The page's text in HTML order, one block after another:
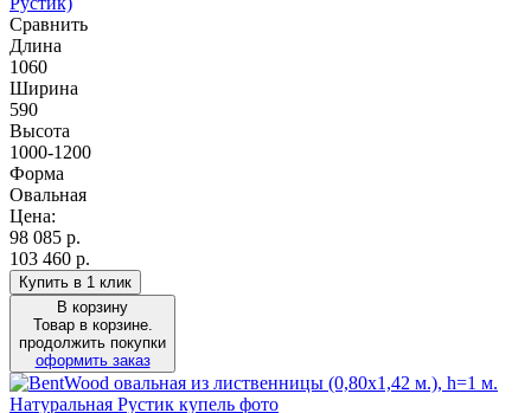
Сравнить
Длина
1060
Ширина
590
Высота
1000-1200
Форма
Овальная
Цена:
98 085 р.
103 460 р.
Купить в 1 клик
В корзину
Товар в корзине.
продолжить покупки
оформить заказ